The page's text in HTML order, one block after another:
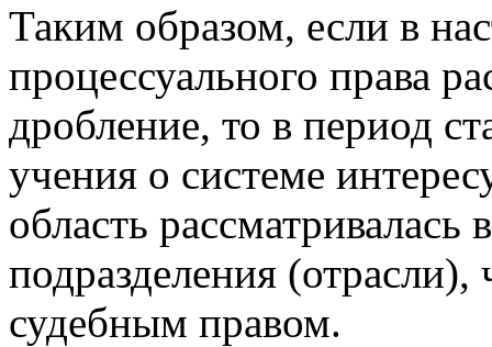
Таким образом, если в
процессуального права
дробление, то в период
учения о системе
область рассматривалась
подразделения
судебным правом.